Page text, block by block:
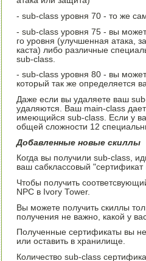
- sub-class уровня 70 - то же
- sub-class уровня 75 - вы
го уровня (улучшенная атака,
каста) либо различные
sub-class.
- sub-class уровня 80 - вы
который так же определяется
Даже если вы удаляете ваш
удаляются. Ваш main-class
имеющийся sub-class. Если у
общей сложности 12
Добавленные новые скиллы
Когда вы получили sub-class,
ваш сабклассовый "сертификат
Чтобы получить
NPC в Ivory Tower.
Вы можете получить скиллы
получения не важно, какой у
Полученные сертификаты вы
или оставить в хранилище.
Количество sub-class